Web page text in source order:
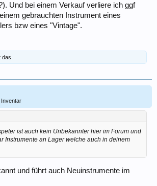
Und bei einem Verkauf verliere ich ggf
gebrauchten Instrument eines
bzw eines "Vintage".
das.
ist auch kein Unbekannter hier im Forum und
Instrumente an Lager welche auch in deinem
und führt auch Neuinstrumente im